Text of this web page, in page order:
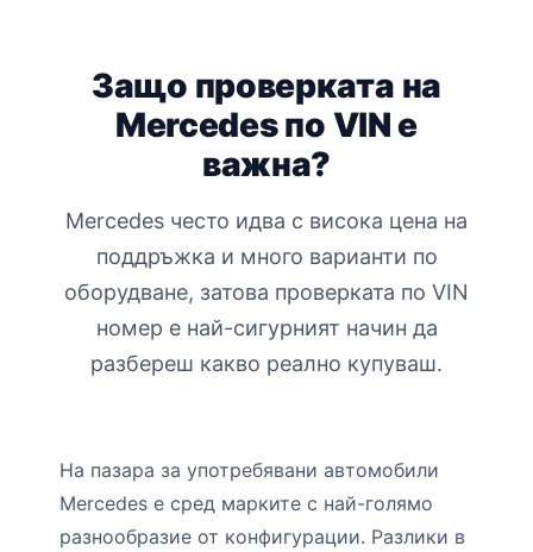
Защо проверката на
Mercedes по VIN е
важна?
Mercedes често идва с висока цена на
поддръжка и много варианти по
оборудване, затова проверката по VIN
номер е най-сигурният начин да
разбереш какво реално купуваш.
На пазара за употребявани автомобили
Mercedes е сред марките с най-голямо
разнообразие от конфигурации. Разлики в